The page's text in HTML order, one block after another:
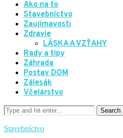
Ako na to
Stavebníctvo
Zaujímavosti
Zdravie
LÁSKA A VZŤAHY
Rady a tipy
Záhrada
Postav DOM
Zálesák
Včelárstvo
Stavebníctvo